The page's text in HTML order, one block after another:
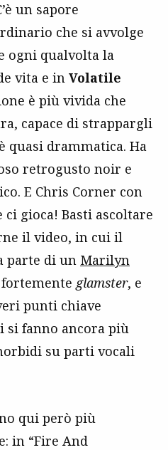
un sapore
che si avvolge
ogni qualvolta la
vita e in Volatile
è più vivida che
capace di strappargli
quasi drammatica. Ha
retrogusto noir e
E Chris Corner con
ci gioca! Basti ascoltare
il video, in cui il
parte di un Marilyn
glamster, e
punti chiave
si fanno ancora più
su parti vocali
qui però più
in “Fire And